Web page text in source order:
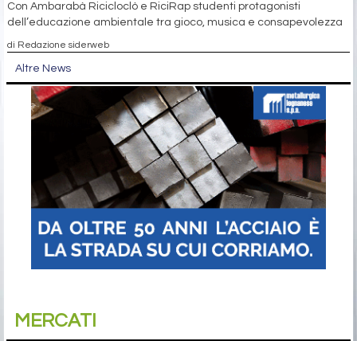
Con Ambarabà Ricicloclò e RiciRap studenti protagonisti
dell’educazione ambientale tra gioco, musica e consapevolezza
di Redazione siderweb
Altre News
MERCATI